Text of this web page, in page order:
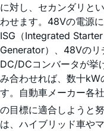
に対し、セカンダリと
わせます。48Vの電源
ISG（Integrated
Generator）、48Vのリ
DC/DCコンバータが挙
み合わせれば、数十kW
す。自動車メーカー各
の目標に適合しようと
は、ハイブリッド車や